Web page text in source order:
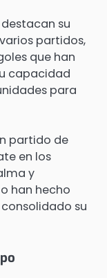
su
partidos,
que han
capacidad
para
partido de
en los
y
han hecho
su